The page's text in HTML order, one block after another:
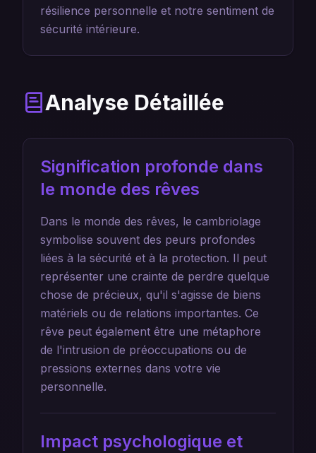
résilience personnelle et notre sentiment de
sécurité intérieure.
Analyse Détaillée
Signification profonde dans
le monde des rêves
Dans le monde des rêves, le cambriolage
symbolise souvent des peurs profondes
liées à la sécurité et à la protection. Il peut
représenter une crainte de perdre quelque
chose de précieux, qu'il s'agisse de biens
matériels ou de relations importantes. Ce
rêve peut également être une métaphore
de l'intrusion de préoccupations ou de
pressions externes dans votre vie
personnelle.
Impact psychologique et